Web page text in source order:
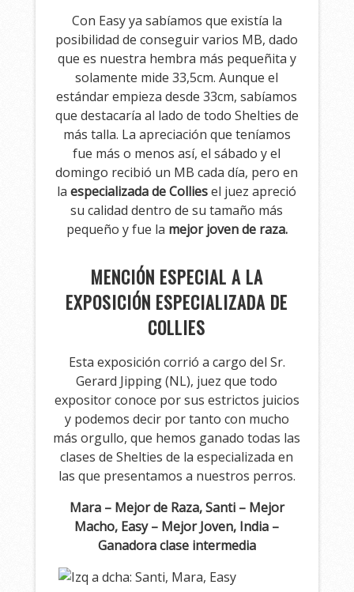
Con Easy ya sabíamos que existía la
posibilidad de conseguir varios MB, dado
que es nuestra hembra más pequeñita y
solamente mide 33,5cm. Aunque el
estándar empieza desde 33cm, sabíamos
que destacaría al lado de todo Shelties de
más talla. La apreciación que teníamos
fue más o menos así, el sábado y el
domingo recibió un MB cada día, pero en
laespecializada de Colliesel juez apreció
su calidad dentro de su tamaño más
pequeño y fue la mejor joven de raza.
MENCIÓN ESPECIAL A LA
EXPOSICIÓN ESPECIALIZADA DE
COLLIES
Esta exposición corrió a cargo del Sr.
Gerard Jipping (NL), juez que todo
expositor conoce por sus estrictos juicios
y podemos decir por tanto con mucho
más orgullo, que hemos ganado todas las
clases de Shelties de la especializada en
las que presentamos a nuestros perros.
Mara – Mejor de Raza, Santi – Mejor
Macho, Easy – Mejor Joven, India –
Ganadora clase intermedia